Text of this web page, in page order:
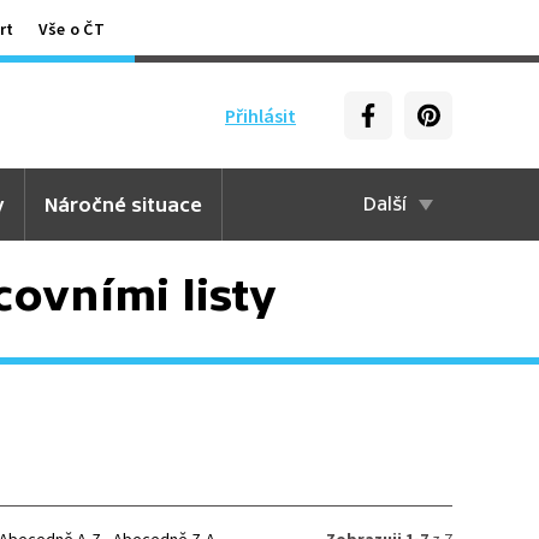
Vše o ČT
Přihlásit
Náročné situace Další
listy